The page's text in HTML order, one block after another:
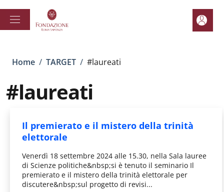
Area
Briciole di pane
Home / TARGET / #laureati
#laureati
Il premierato e il mistero della trinità
elettorale
Venerdì 18 settembre 2024 alle 15.30, nella Sala lauree
di Scienze politiche&nbsp;si è tenuto il seminario Il
premierato e il mistero della trinità elettorale per
discutere&nbsp;sul progetto di revisi...